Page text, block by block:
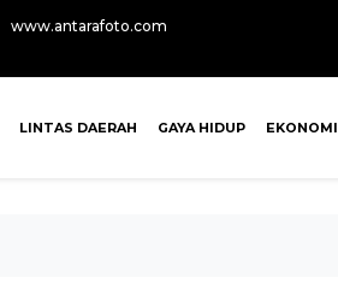
www.antarafoto.com
LINTAS DAERAH GAYA HIDUP EKONOMI